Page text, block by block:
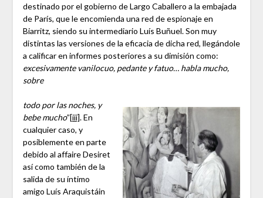
destinado por el gobierno de Largo Caballero a la embajada
de París, que le encomienda una red de espionaje en
Biarritz, siendo su intermediario Luís Buñuel. Son muy
distintas las versiones de la eficacia de dicha red, llegándole
a calificar en informes posteriores a su dimisión como:
excesivamente vanilocuo, pedante y fatuo… habla mucho,
sobre
todo por las noches, y
bebe mucho”[iii]. En
cualquier caso, y
posiblemente en parte
debido al affaire Desiret
así como también de la
salida de su íntimo
amigo Luís Araquistáin